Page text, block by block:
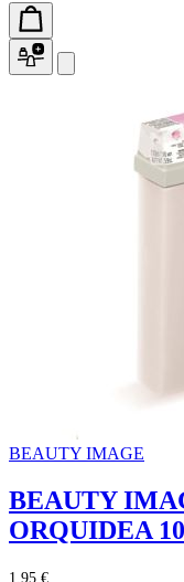
BEAUTY IMAGE
BEAUTY
ORQUIDEA
1,95 €